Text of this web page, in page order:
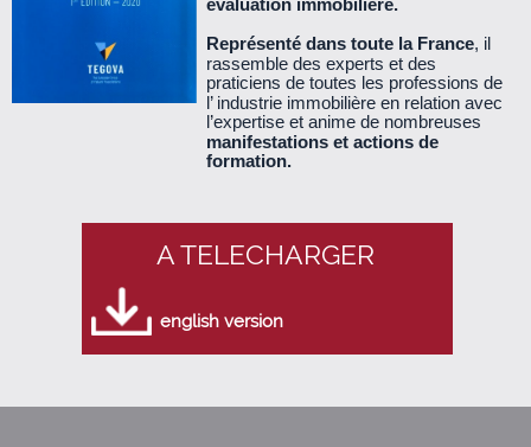
Le Cercle n°38 - octobre 2010 (530 Ko)
Le Cercle n°37 - juillet 2010 (260 Ko)
Le Cercle n°36 - mars 2010 (890 Ko)
Le cercle n°33 - juin 2009 (140 Ko)
évaluation immobilière.
Représenté dans toute la France, il
rassemble des experts et des
praticiens de toutes les professions de
l’ industrie immobilière en relation avec
l’expertise et anime de nombreuses
manifestations et actions de
formation.
A TELECHARGER
english version